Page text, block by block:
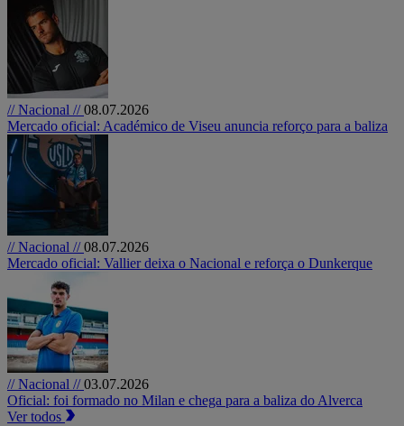
// Nacional //08.07.2026
Mercado oficial: Académico de Viseu anuncia reforço para a baliza
// Nacional //08.07.2026
Mercado oficial: Vallier deixa o Nacional e reforça o Dunkerque
// Nacional //03.07.2026
Oficial: foi formado no Milan e chega para a baliza do Alverca
Ver todos